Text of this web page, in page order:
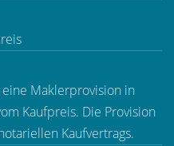
Maklerprovision in
Kaufpreis. Die Provision
Kaufvertrags.